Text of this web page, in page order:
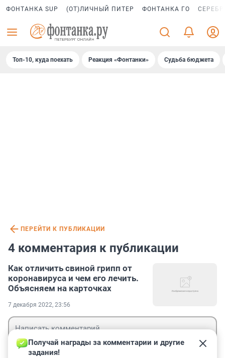
ФОНТАНКА SUP (ОТ)ЛИЧНЫЙ ПИТЕР ФОНТАНКА ГО
Топ-10, куда поехать Реакция «Фонтанки» Судьба бюджета
ПЕРЕЙТИ К ПУБЛИКАЦИИ
4 комментария к публикации
Как отличить свиной грипп от
коронавируса и чем его лечить.
Объясняем на карточках
7 декабря 2022, 23:56
Получай награды за комментарии и другие
задания!